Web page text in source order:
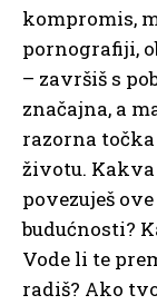
kompromis,
pornografiji,
– završiš s
značajna, a
razorna
životu. Kakva
povezuješ
budućnosti?
Vode li te
radiš? Ako